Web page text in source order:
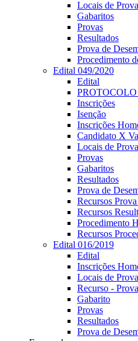
Locais de Prova
Gabaritos
Provas
Resultados
Prova de
Procedimento
Edital 049/2020
Edital
Inscrições
Isenção
Inscrições
Candidato X
Locais de Prova
Provas
Gabaritos
Resultados
Prova de
Recursos
Recursos
Procedimento
Recursos
Edital 016/2019
Edital
Inscrições
Locais de Prova
Recurso -
Gabarito
Provas
Resultados
Prova de